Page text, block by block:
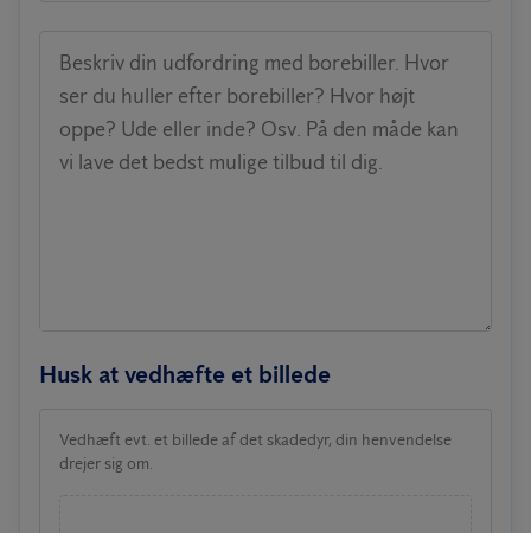
Beskriv din udfordring med borebiller. Hvor
ser du huller efter borebiller? Hvor højt
oppe? Ude eller inde? Osv. På den måde kan
vi lave det bedst mulige tilbud til dig.
Husk at vedhæfte et billede
Vedhæft evt. et billede af det skadedyr, din henvendelse
drejer sig om.